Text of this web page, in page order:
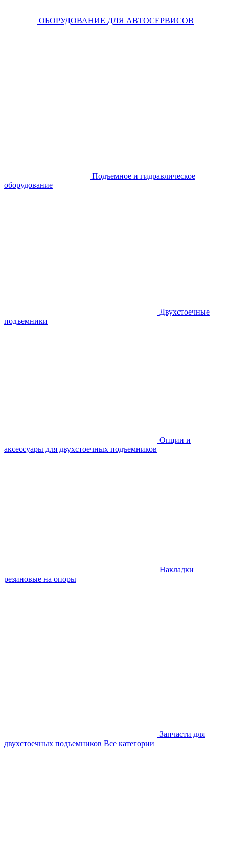
ОБОРУДОВАНИЕ ДЛЯ АВТОСЕРВИСОВ
Подъемное и гидравлическое
оборудование
Двухстоечные
подъемники
Опции и
аксессуары для двухстоечных подъемников
Накладки
резиновые на опоры
Запчасти для
двухстоечных подъемников Все категории